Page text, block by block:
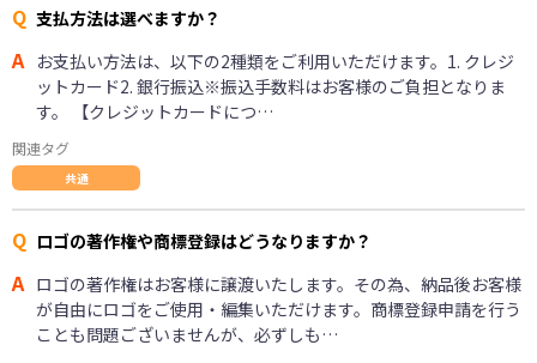
Q 支払方法は選べますか？
A お支払い方法は、以下の2種類をご利用いただけます。1. クレジ
ットカード2. 銀行振込※振込手数料はお客様のご負担となりま
す。 【クレジットカードにつ…
関連タグ
共通
Q ロゴの著作権や商標登録はどうなりますか？
A ロゴの著作権はお客様に譲渡いたします。その為、納品後お客様
が自由にロゴをご使用・編集いただけます。商標登録申請を行う
ことも問題ございませんが、必ずしも…